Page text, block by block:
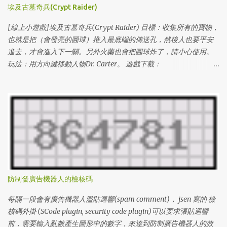
埃及古墓奇兵(Crypt Raider)
[線上小遊戲]埃及古墓奇兵(Crypt Raider) 目標：收集所有的寶物，
也就是把（會發亮的圓球）推入最底端的傳送孔，然後人也要平安
進去，才會進入下一關。另外火藥也會把圓球炸了，請小心使用。
玩法：用方向鍵移動人物Dr. Carter。 遊戲下載：
100) & levelcodes) 1 l3VIFNXL6O0 2 l1GDCJTH4BU 3 lDIIBX80DTS
4 lZ4DJKCGM46 5 lY8BUJAAHML 6 l3DQ84AHPJ2 7
lUATCLAZHAU 8 lKPU91XGSMG 9 lXPQ5V9CO5S 10 lPXAA197342
11 lUZLUV05WJ5 12 lIHFREW7HFB 13 l8I1NH0NLMS 14
lL0LOD3SNZQ 15 lV9HLCQJW0Z 16 lWVJKG7WORV 17
lCFF6Z4PWAQ 21 lS3F44JY4LG 22 lMCY5EP0UDX 23 lSVIXSLLG49
24 l6PEUSYSJ3I 25 lU6I3685MLA 26 lA99B9759UZ 27
lI6BN8BHK5E 28 lLWB65SAYF1 29 lRVWMYMRB4F 30
l2VRIKKRJXL 31 l6R96LV6DI4 32 lZF72GXQZNZ 33 l65EZUDIEPY
34 lDA13UNFJIA 35 lM55VJPWZXS 36 l2BYN8X5WMB 37
防制發廣告機器人的檢核碼
每隔一段會有廣告機器人濫貼迴響(spam comment)， jsen 寫的 檢
核碼外掛 (SCode plugin, security code plugin)可以要求張貼迴響
前，需要輸入亂數產生圖形中的數字，來達到防制廣告機器人的效